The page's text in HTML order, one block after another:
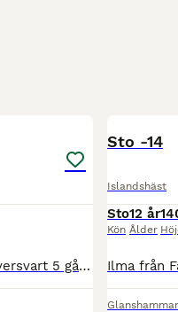
Finaste familjhästen/kompisen Valack Född: 2008 Silversvart 5 gångarter, inte tränat på passen eller trav men vill man kan man få fram båda om man tränar. Snäll men kan testa lite. Ingen fång eller
Sto -14
Islandshäst
Sto
Kön
12 år
Ålder
Glanshammar